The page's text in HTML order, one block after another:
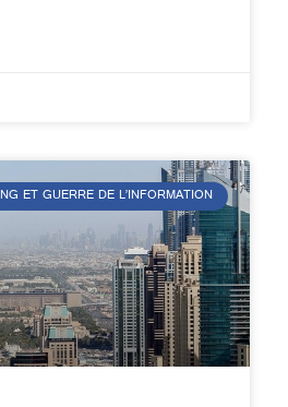
ET GUERRE DE L’INFORMATION